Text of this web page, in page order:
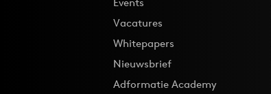
Vacatures
Whitepapers
Nieuwsbrief
Adformatie Academy